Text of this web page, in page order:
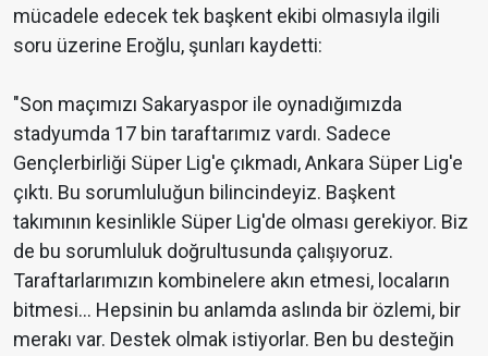
mücadele edecek tek başkent ekibi olmasıyla ilgili
soru üzerine Eroğlu, şunları kaydetti:
"Son maçımızı Sakaryaspor ile oynadığımızda
stadyumda 17 bin taraftarımız vardı. Sadece
Gençlerbirliği Süper Lig'e çıkmadı, Ankara Süper Lig'e
çıktı. Bu sorumluluğun bilincindeyiz. Başkent
takımının kesinlikle Süper Lig'de olması gerekiyor. Biz
de bu sorumluluk doğrultusunda çalışıyoruz.
Taraftarlarımızın kombinelere akın etmesi, locaların
bitmesi... Hepsinin bu anlamda aslında bir özlemi, bir
merakı var. Destek olmak istiyorlar. Ben bu desteğin